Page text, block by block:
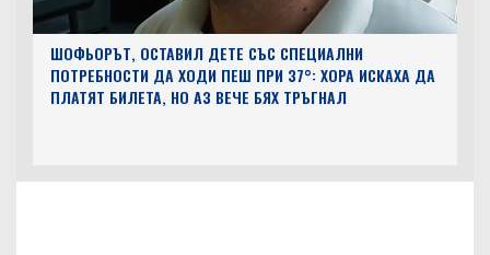
ШОФЬОРЪТ, ОСТАВИЛ ДЕТЕ СЪС СПЕЦИАЛНИ
ПОТРЕБНОСТИ ДА ХОДИ ПЕШ ПРИ 37°: ХОРА ИСКАХА ДА
ПЛАТЯТ БИЛЕТА, НО АЗ ВЕЧЕ БЯХ ТРЪГНАЛ